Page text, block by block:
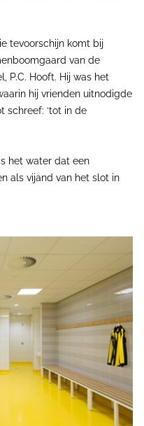
tevoorschijn komt bij
van de
P.C. Hooft. Hij was het
hij vrienden uitnodigde
schreef: ‘tot in de
het water dat een
als vijand van het slot in